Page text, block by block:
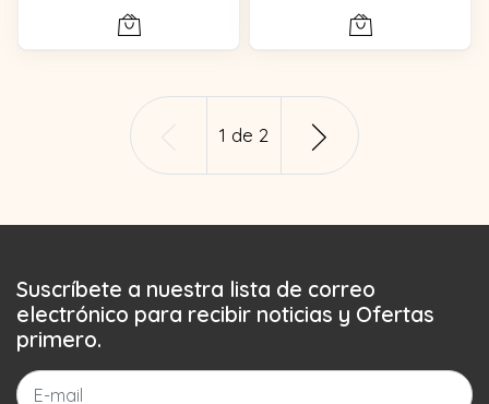
1 de 2
Suscríbete a nuestra lista de correo
electrónico para recibir noticias y Ofertas
primero.